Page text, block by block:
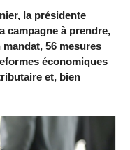
la présidente
campagne à prendre,
56 mesures
économiques
et, bien